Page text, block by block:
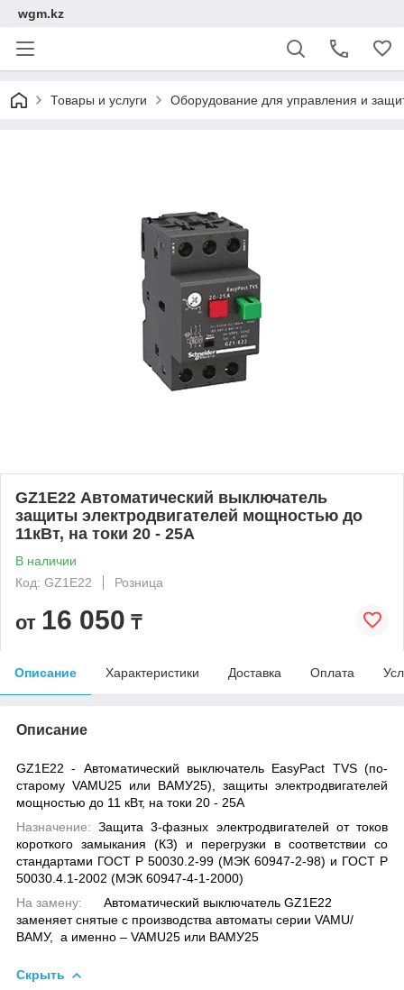
wgm.kz
Товары и услуги Оборудование для управления и
GZ1E22 Автоматический выключатель
защиты электродвигателей мощностью до
11кВт, на токи 20 - 25А
В наличии
Код: GZ1E22
Розница
от 16 050 ₸
Описание Характеристики Доставка Оплата
Описание
GZ1E22 - Автоматический выключатель EasyPact TVS (по-
старому VAMU25 или ВАМУ25), защиты электродвигателей
мощностью до 11 кВт, на токи 20 - 25А
Назначение: Защита 3-фазных электродвигателей от токов
короткого замыкания (КЗ) и перегрузки в соответствии со
стандартами ГОСТ Р 50030.2-99 (МЭК 60947-2-98) и ГОСТ Р
50030.4.1-2002 (МЭК 60947-4-1-2000)
На замену: Автоматический выключатель GZ1E22
заменяет снятые с производства автоматы серии VAMU/
ВАМУ, а именно – VAMU25 или ВАМУ25
Скрыть